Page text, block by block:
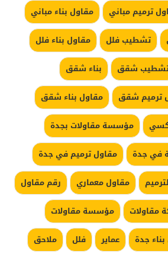
ترميم مباني
مقاول بناء مباني
تشطيب فلل
مقاول بناء فلل
شقق
بناء شقق
ترميم شقق
مقاول بناء شقق
مؤسسة مقاولات بجدة
في جدة
مقاول ترميم في جدة
مقاول معماري
رقم مقاول
مقاولات
مؤسسة مقاولات
جدة عماير فلل
ملاحق